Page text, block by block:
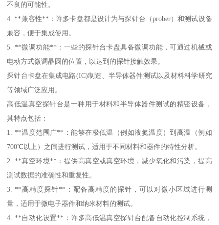
不良的可能性。
4. **兼容性**：许多卡盘都是设计为与探针台（prober）和测试设备
兼容，便于集成使用。
5. **微调功能**：一些的探针台卡盘具备微调功能，可通过机械或
电动方式微调晶圆的位置，以达到的探针接触效果。
探针台卡盘在集成电路(IC)制造、半导体器件测试以及材料科学研究
等领域广泛应用。
高低温真空探针台是一种用于材料和半导体器件测试的精密设备，
其特点包括：
1. **温度范围广**：能够在极低温（例如液氮温度）到高温（例如
700℃以上）之间进行测试，适用于不同材料和器件的特性分析。
2. **真空环境**：提供高真空或真空环境，减少氧化和污染，提高
测试数据的准确性和重复性。
3. **高精度探针**：配备高精度的探针，可以对微小区域进行测
量，适用于微电子器件和纳米材料的测试。
4. **自动化设置**：许多高低温真空探针台配备自动化控制系统，